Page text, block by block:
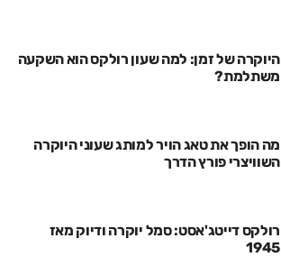
היוקרה של זמן: למה שעון רולקס הוא השקעה
משתלמת?
מה הופך את טאג הויר למותג שעוני היוקרה
השוויצרי פורץ הדרך
רולקס דייטג'אסט: סמל יוקרה ודיוק מאז
1945